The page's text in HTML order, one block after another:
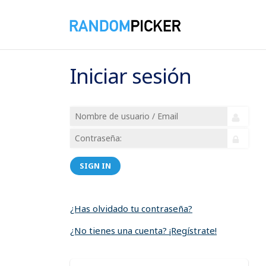
Iniciar sesión
SIGN IN
¿Has olvidado tu contraseña?
¿No tienes una cuenta? ¡Regístrate!